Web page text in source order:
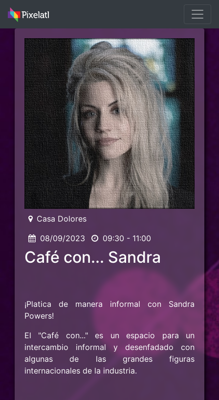
Casa Dolores
08/09/2023
09:30 - 11:00
Café con... Sandra
¡Platica de manera informal con Sandra
Powers!
El "Café con..." es un espacio para un
intercambio informal y desenfadado con
algunas de las grandes figuras
internacionales de la industria.